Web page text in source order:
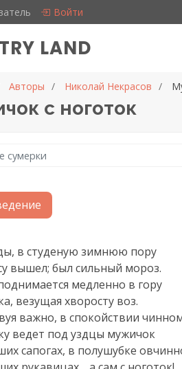
Войти
LAND
Авторы Николай Некрасов
с ноготок
сумерки
произведения
в студеную зимнюю пору
вышел; был сильный мороз.
медленно в гору
везущая хворосту воз.
важно, в спокойствии
ведет под уздцы мужичок
сапогах, в полушубке